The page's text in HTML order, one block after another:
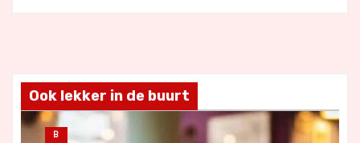
Ook lekker in de buurt
B